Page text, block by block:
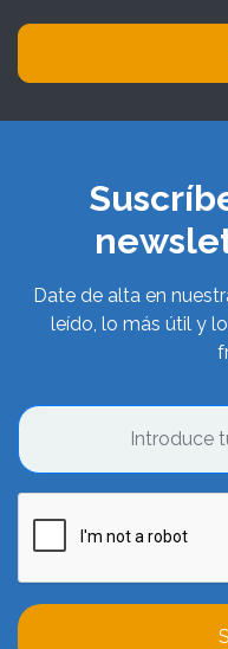
Date de alta en
leído, lo más útil y